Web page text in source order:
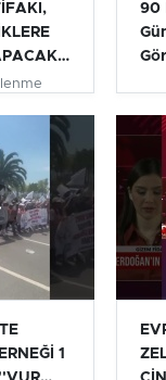
90
1